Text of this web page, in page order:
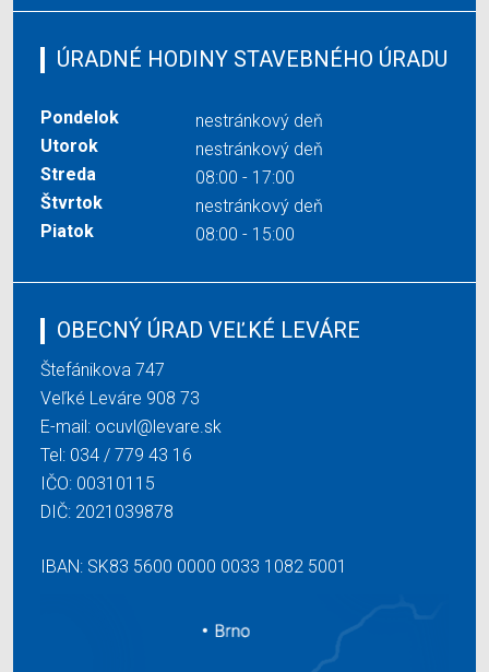
ÚRADNÉ HODINY STAVEBNÉHO ÚRADU
Pondelok
nestránkový deň
Utorok
nestránkový deň
Streda
08:00 - 17:00
Štvrtok
nestránkový deň
Piatok
08:00 - 15:00
OBECNÝ ÚRAD VEĽKÉ LEVÁRE
Štefánikova 747
Veľké Leváre 908 73
E-mail: ocuvl@levare.sk
Tel: 034 / 779 43 16
IČO: 00310115
DIČ: 2021039878
IBAN: SK83 5600 0000 0033 1082 5001